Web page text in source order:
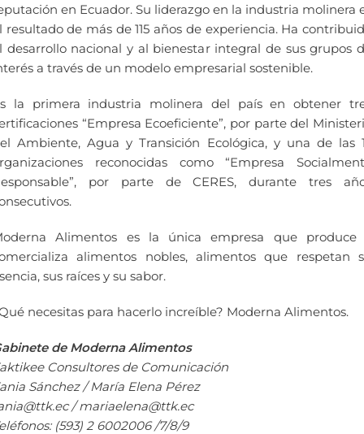
en Ecuador. Su liderazgo en la industria molinera
resultado de más de 115 años de experiencia. Ha
desarrollo nacional y al bienestar integral de sus grupos
a través de un modelo empresarial sostenible.
la primera industria molinera del país en obtener
“Empresa Ecoeficiente”, por parte del
Ambiente, Agua y Transición Ecológica, y una de las
reconocidas como “Empresa
por parte de CERES, durante tres
Alimentos es la única empresa que produce
alimentos nobles, alimentos que respetan
sus raíces y su sabor.
necesitas para hacerlo increíble? Moderna Alimentos.
de Moderna Alimentos
Consultores de Comunicación
Sánchez / María Elena Pérez
/ mariaelena@ttk.ec
(593) 2 6002006 /7/8/9